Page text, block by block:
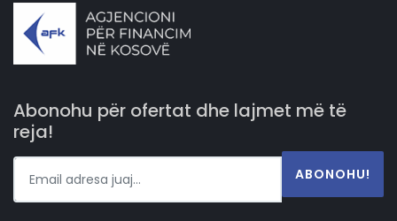
Abonohu për ofertat dhe lajmet më të
reja!
ABONOHU!